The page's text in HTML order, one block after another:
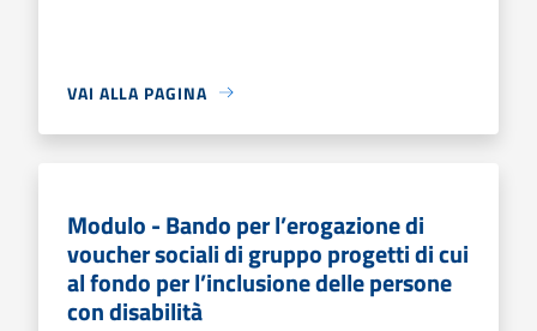
VAI ALLA PAGINA
Modulo - Bando per l’erogazione di
voucher sociali di gruppo progetti di cui
al fondo per l’inclusione delle persone
con disabilità